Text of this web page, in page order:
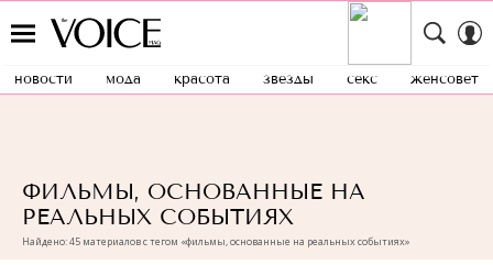
новости мода красота звезды секс женсовет
ФИЛЬМЫ, ОСНОВАННЫЕ НА
РЕАЛЬНЫХ СОБЫТИЯХ
Найдено: 45 материалов с тегом «фильмы, основанные на реальных событиях»